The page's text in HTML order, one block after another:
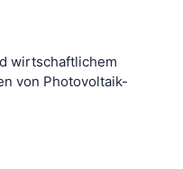
wirtschaftlichem
von Photovoltaik-